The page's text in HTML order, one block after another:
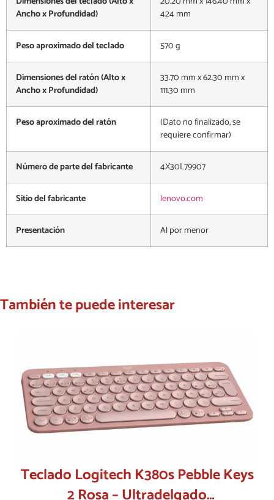
Ancho x Profundidad)
424 mm
Peso aproximado del teclado 570 g
Dimensiones del ratón (Alto x
Ancho x Profundidad)
33.70 mm x 62.30 mm x
111.30 mm
Peso aproximado del ratón
(Dato no finalizado, se
requiere confirmar)
Número de parte del fabricante 4X30L79907
Sitio del fabricante lenovo.com
Presentación Al por menor
También te puede interesar
Teclado Logitech K380s Pebble Keys